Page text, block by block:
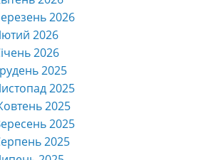
2026
2026
2026
2025
2025
2025
2025
2025